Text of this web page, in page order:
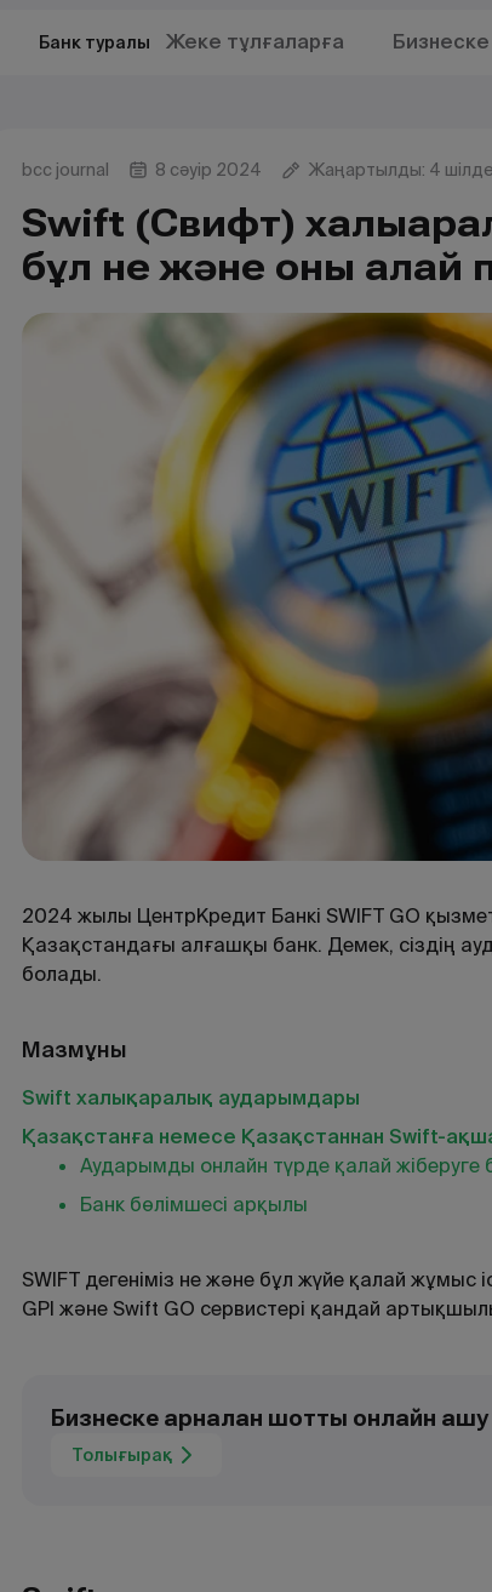
Банк туралы Жеке тұлғаларға Бизнеске
bcc journal 8 сәуір 2024 Жаңартылды: 4
Swift (Свифт)
бұл не және оны қалай
2024 жылы ЦентрКредит Банкі SWIFT GO
Қазақстандағы алғашқы банк. Демек, сіздің
болады.
Мазмұны
Swift халықаралық аударымдары
Қазақстанға немесе Қазақстаннан Swift-
Аударымды онлайн түрде қалай жіберуге
Банк бөлімшесі арқылы
SWIFT дегеніміз не және бұл жүйе қалай
GPI және Swift GO сервистері қандай
Бизнеске арналған шотты онлайн ашу
Толығырақ